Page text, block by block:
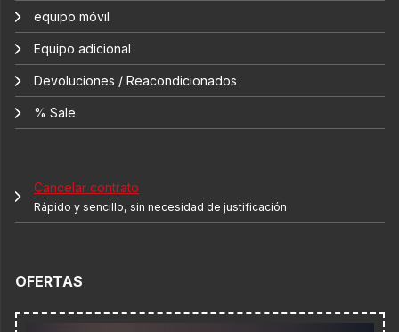
equipo móvil
Equipo adicional
Devoluciones / Reacondicionados
% Sale
Cancelar contrato
Rápido y sencillo, sin necesidad de justificación
OFERTAS